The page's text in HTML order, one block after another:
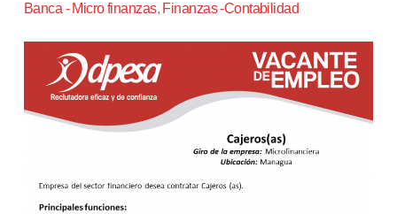
Banca - Micro finanzas, Finanzas -Contabilidad